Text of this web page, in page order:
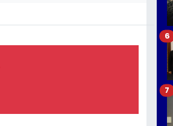
6
7